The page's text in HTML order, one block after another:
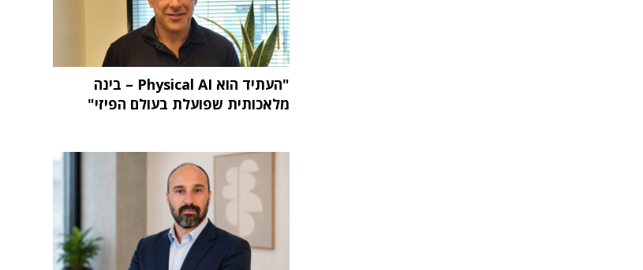
"העתיד הוא Physical AI – בינה
מלאכותית שפועלת בעולם הפיזי"